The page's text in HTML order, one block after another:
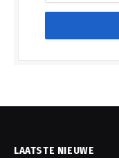
LAATSTE NIEUWE